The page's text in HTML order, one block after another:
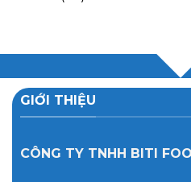
GIỚI THIỆU
CÔNG TY TNHH BITI